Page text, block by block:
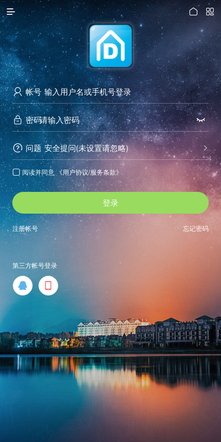

访问电脑版
 

 帐号
 密码 
 问题 
安全提问(未设置请忽略)
 阅读并同意 《用户协议/服务条款》
登录
忘记密码
注册帐号
第三方帐号登录
 